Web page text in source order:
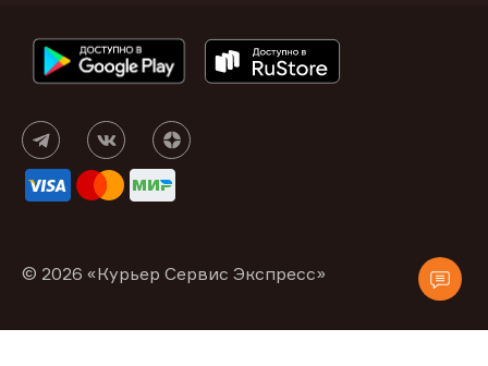
© 2026 «Курьер Сервис Экспресс»